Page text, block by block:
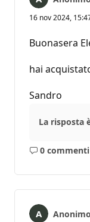
16 nov 2024,
Buonasera
hai
Sandro
La risposta
0 commenti
Nessun
Anonimo